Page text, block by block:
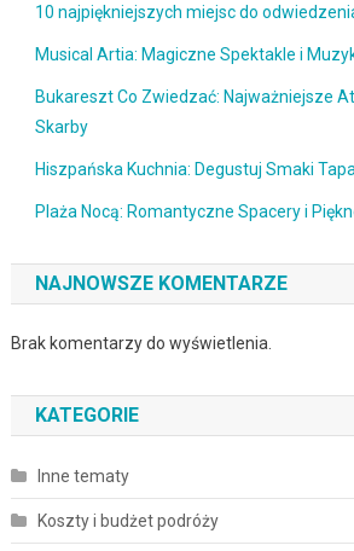
10 najpiękniejszych miejsc do
Musical Artia: Magiczne Spektakle i
Bukareszt Co Zwiedzać: Najważniejsze
Skarby
Hiszpańska Kuchnia: Degustuj Smaki
Plaża Nocą: Romantyczne Spacery i
NAJNOWSZE KOMENTARZE
Brak komentarzy do wyświetlenia.
KATEGORIE
Inne tematy
Koszty i budżet podróży